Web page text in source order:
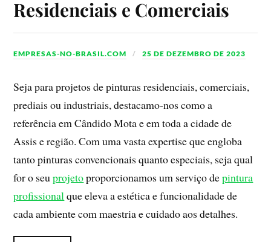
Residenciais e Comerciais
EMPRESAS-NO-BRASIL.COM 25 DE DEZEMBRO DE 2023
Seja para projetos de pinturas residenciais, comerciais,
prediais ou industriais, destacamo-nos como a
referência em Cândido Mota e em toda a cidade de
Assis e região. Com uma vasta expertise que engloba
tanto pinturas convencionais quanto especiais, seja qual
for o seuprojetoproporcionamos um serviço depintura
profissionalque eleva a estética e funcionalidade de
cada ambiente com maestria e cuidado aos detalhes.